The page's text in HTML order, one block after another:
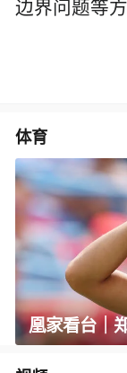
边界问题等
体育
凰家看台｜